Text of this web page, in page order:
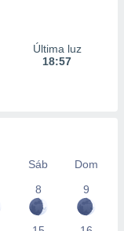
Última luz
18:57
Sáb
Dom
8 9